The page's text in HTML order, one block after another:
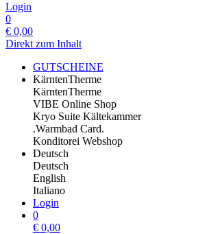
Login
0
€ 0,00
Direkt zum Inhalt
GUTSCHEINE
KärntenTherme
KärntenTherme
VIBE Online Shop
Kryo Suite Kältekammer
.Warmbad Card.
Konditorei Webshop
Deutsch
Deutsch
English
Italiano
Login
0
€ 0,00